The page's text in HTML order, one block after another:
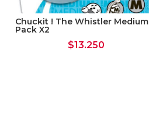
Chuckit ! The Whistler Medium
Pack X2
$13.250